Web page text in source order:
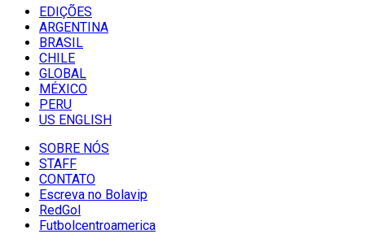
EDIÇÕES
ARGENTINA
BRASIL
CHILE
GLOBAL
MÉXICO
PERU
US ENGLISH
SOBRE NÓS
STAFF
CONTATO
Escreva no Bolavip
RedGol
Futbolcentroamerica